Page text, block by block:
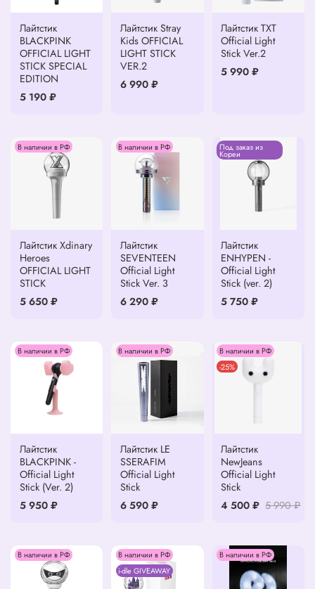
Лайтстик
BLACKPINK
OFFICIAL LIGHT
STICK SPECIAL
EDITION
5 190 ₽
Лайтстик Stray
Kids OFFICIAL
LIGHT STICK
VER.2
6 990 ₽
Лайтстик ТХТ
Official Light
Stick Ver.2
5 990 ₽
В наличии в РФ
Лайтстик Xdinary
Heroes
OFFICIAL LIGHT
STICK
5 650 ₽
В наличии в РФ
Лайтстик
SEVENTEEN
Official Light
Stick Ver. 3
6 290 ₽
Под заказ из
Кореи
Лайтстик
ENHYPEN -
Official Light
Stick (ver. 2)
5 750 ₽
В наличии в РФ
Лайтстик
BLACKPINK -
Official Light
Stick (Ver. 2)
5 950 ₽
В наличии в РФ
Лайтстик LE
SSERAFIM
Official Light
Stick
6 590 ₽
В наличии в РФ
-25%
Лайтстик
NewJeans
Official Light
Stick
4 500 ₽ 5 990 ₽
В наличии в РФ
В наличии в РФ
i-dle GIVEAWAY
В наличии в РФ